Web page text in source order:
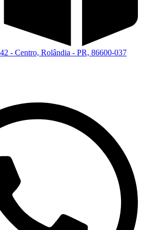
- Centro, Rolândia - PR, 86600-037